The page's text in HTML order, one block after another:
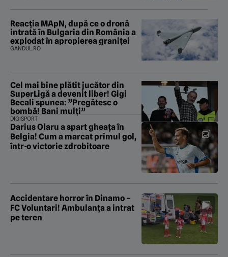
Reacția MApN, după ce o dronă
intrată în Bulgaria din România a
explodat în apropierea graniței
GANDUL.RO
Cel mai bine plătit jucător din
SuperLigă a devenit liber! Gigi
Becali spunea: ”Pregătesc o
bombă! Bani mulți”
DIGISPORT
Darius Olaru a spart gheața în
Belgia! Cum a marcat primul gol,
într-o victorie zdrobitoare
Accidentare horror în Dinamo –
FC Voluntari! Ambulanța a intrat
pe teren